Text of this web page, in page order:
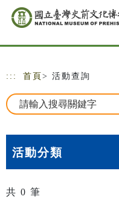
跳到主要內容
網站導覽
::: 首頁 > 活動查詢
活動分類
共 0 筆